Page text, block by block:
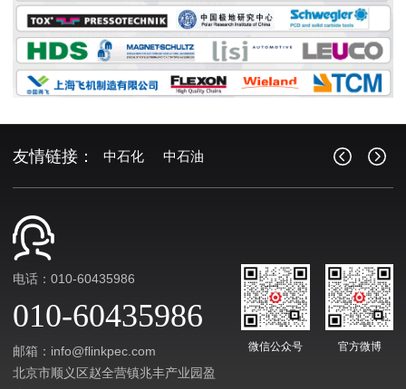
友情链接： 中石化 中石油
电话：010-60435986
010-60435986
邮箱：info@flinkpec.com
北京市顺义区赵全营镇兆丰产业园盈
微信公众号 官方微博